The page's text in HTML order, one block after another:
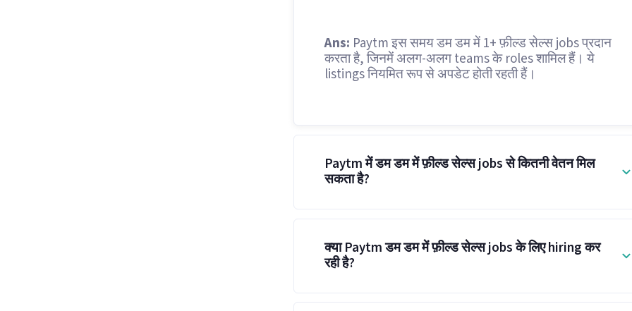
Ans: Paytm इस समय डम डम में 1+ फ़ील्ड सेल्स jobs प्रदान
करता है, जिनमें अलग-अलग teams के roles शामिल हैं। ये
listings नियमित रूप से अपडेट होती रहती हैं।
Paytm में डम डम में फ़ील्ड सेल्स jobs से कितनी वेतन मिल
सकता है?
क्या Paytm डम डम में फ़ील्ड सेल्स jobs के लिए hiring कर
रही है?